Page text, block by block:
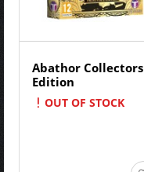
Abathor Collectors
Edition
OUT OF STOCK